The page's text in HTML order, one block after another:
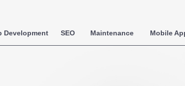
Development SEO Maintenance Mobile